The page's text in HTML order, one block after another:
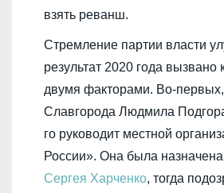
взять реванш.
Стремление партии власти
результат 2020 года вызвано
двумя факторами. Во-первых,
Славгорода Людмила
го руководит местной
России». Она была
Сергея Харченко, тогда